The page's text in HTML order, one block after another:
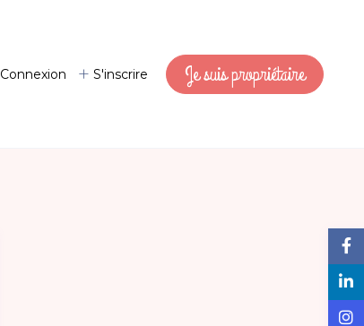
Connexion S'inscrire Je suis propriétaire